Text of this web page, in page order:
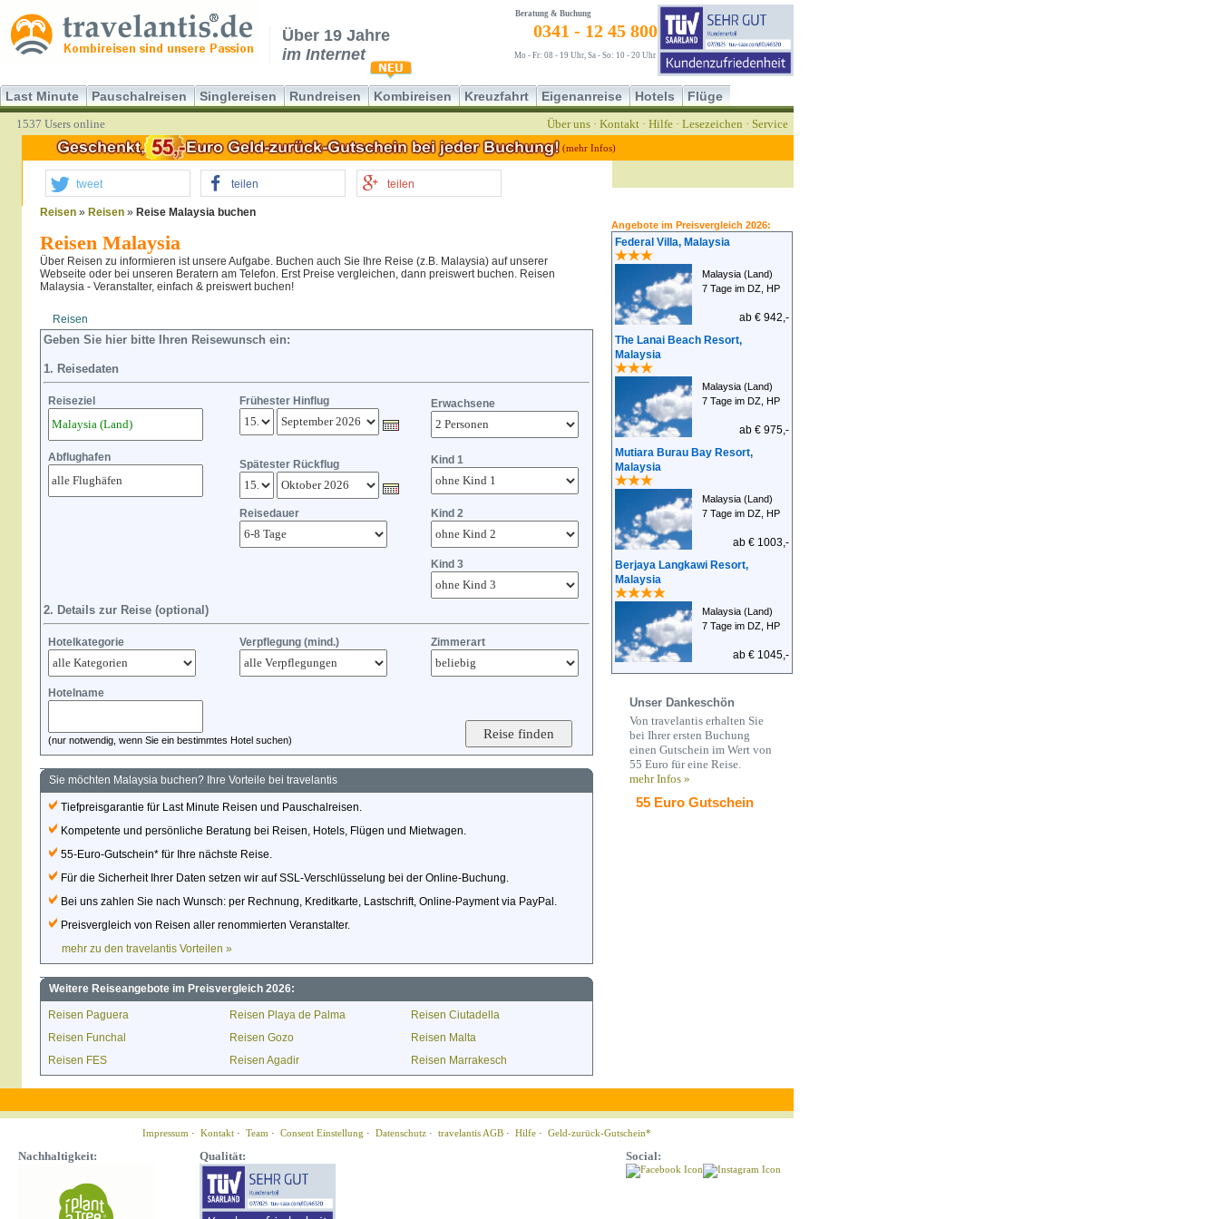
Über 19 Jahre
im Internet
Beratung & Buchung
0341 - 12 45 800
Mo - Fr: 08 - 19 Uhr, Sa - So: 10 - 20 Uhr
Last Minute Pauschalreisen Singlereisen Rundreisen Kombireisen Kreuzfahrt Eigenanreise Hotels Flüge
1537 Users online Über uns · Kontakt · Hilfe · Lesezeichen · Service
(mehr Infos)
tweet teilen teilen
Reisen » Reisen » Reise Malaysia buchen
Reisen Malaysia
Über Reisen zu informieren ist unsere Aufgabe. Buchen auch Sie Ihre Reise (z.B. Malaysia) auf unserer
Webseite oder bei unseren Beratern am Telefon. Erst Preise vergleichen, dann preiswert buchen. Reisen
Malaysia - Veranstalter, einfach & preiswert buchen!
Reisen
Geben Sie hier bitte Ihren Reisewunsch ein:
1. Reisedaten
Reiseziel Frühester Hinflug Erwachsene
Abflughafen
Spätester Rückflug Kind 1
Reisedauer Kind 2
Kind 3
2. Details zur Reise (optional)
Hotelkategorie Verpflegung (mind.) Zimmerart
Hotelname
(nur notwendig, wenn Sie ein bestimmtes Hotel suchen)
Sie möchten Malaysia buchen? Ihre Vorteile bei travelantis
Tiefpreisgarantie für Last Minute Reisen und Pauschalreisen.
Kompetente und persönliche Beratung bei Reisen, Hotels, Flügen und Mietwagen.
55-Euro-Gutschein* für Ihre nächste Reise.
Für die Sicherheit Ihrer Daten setzen wir auf SSL-Verschlüsselung bei der Online-Buchung.
Bei uns zahlen Sie nach Wunsch: per Rechnung, Kreditkarte, Lastschrift, Online-Payment via PayPal.
Preisvergleich von Reisen aller renommierten Veranstalter.
mehr zu den travelantis Vorteilen »
Weitere Reiseangebote im Preisvergleich 2026:
Reisen Paguera Reisen Playa de Palma
Reisen Ciutadella
Reisen Funchal
Reisen Gozo
Reisen Malta
Reisen FES
Reisen Agadir Reisen Marrakesch
Angebote im Preisvergleich 2026:
Federal Villa, Malaysia
Malaysia (Land)
7 Tage im DZ, HP
ab € 942,-
The Lanai Beach Resort,
Malaysia
Malaysia (Land)
7 Tage im DZ, HP
ab € 975,-
Mutiara Burau Bay Resort,
Malaysia
Malaysia (Land)
7 Tage im DZ, HP
ab € 1003,-
Berjaya Langkawi Resort,
Malaysia
Malaysia (Land)
7 Tage im DZ, HP
ab € 1045,-
Unser Dankeschön
Von travelantis erhalten Sie
bei Ihrer ersten Buchung
einen Gutschein im Wert von
55 Euro für eine Reise.
mehr Infos »
55 Euro Gutschein
Impressum · Kontakt · Team · Consent Einstellung · Datenschutz · travelantis AGB · Hilfe · Geld-zurück-Gutschein*
Nachhaltigkeit: Qualität: Social: